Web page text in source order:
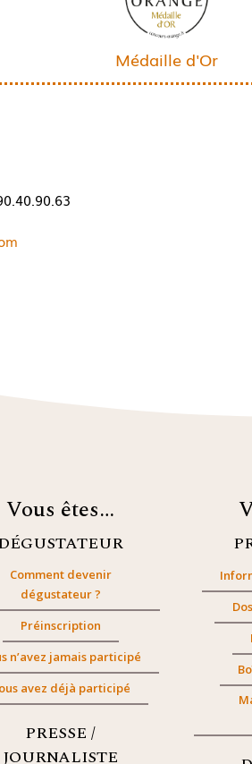
Médaille d'Or
Vous êtes…
Comment devenir
dégustateur ?
Préinscription
n’avez jamais participé
avez déjà participé
PRESSE /
JOURNALISTE